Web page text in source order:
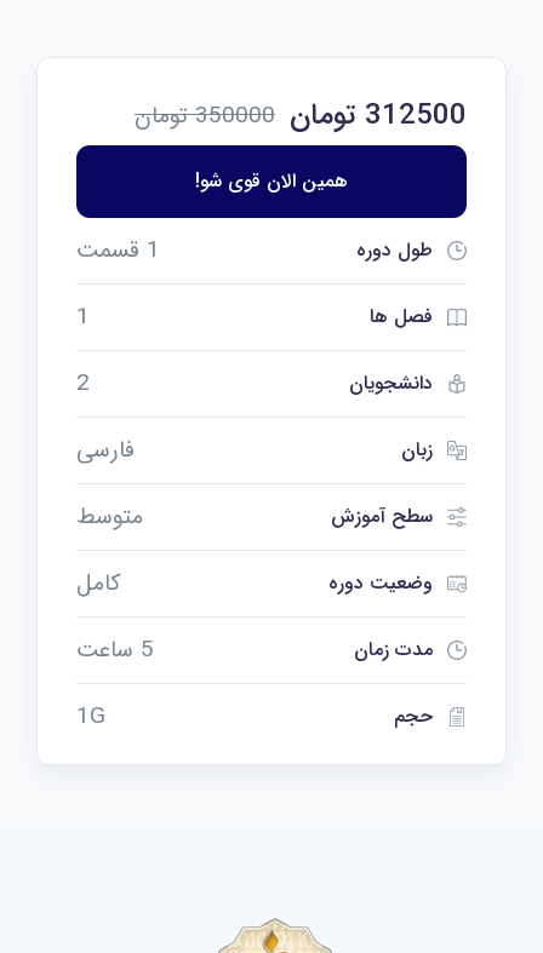
312500 تومان 350000 تومان
همین الان قوی شو!
طول دوره 1 قسمت
فصل ها 1
دانشجویان 2
زبان فارسی
سطح آموزش متوسط
وضعیت دوره کامل
مدت زمان 5 ساعت
حجم 1G